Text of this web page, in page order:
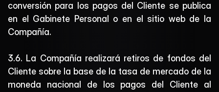
conversión para los pagos del Cliente se publica
en el Gabinete Personal o en el sitio web de la
Compañía.
3.6. La Compañía realizará retiros de fondos del
Cliente sobre la base de la tasa de mercado de la
moneda nacional de los pagos del Cliente al